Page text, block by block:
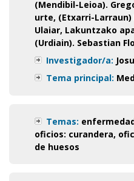
(Mendibil-Leioa).
urte, (Etxarri-
Ulaiar, Lakuntzako
(Urdiain). Sebastian
Investigador/a:
Tema principal:
Temas:
oficios: curandera,
de huesos